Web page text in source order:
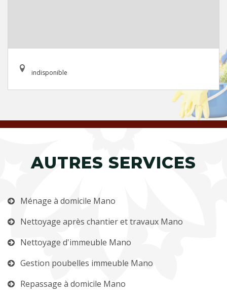
indisponible
AUTRES SERVICES
Ménage à domicile Mano
Nettoyage après chantier et travaux Mano
Nettoyage d'immeuble Mano
Gestion poubelles immeuble Mano
Repassage à domicile Mano